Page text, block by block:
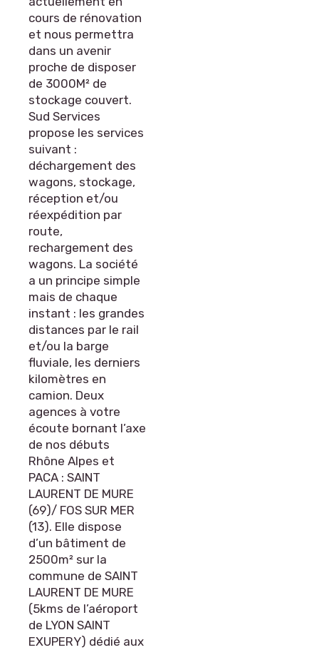
cours de rénovation
et nous permettra
dans un avenir
proche de disposer
de 3000M² de
stockage couvert.
Sud Services
propose les services
suivant :
déchargement des
wagons, stockage,
réception et/ou
réexpédition par
route,
rechargement des
wagons. La société
a un principe simple
mais de chaque
instant : les grandes
distances par le rail
et/ou la barge
fluviale, les derniers
kilomètres en
camion. Deux
agences à votre
écoute bornant l’axe
de nos débuts
Rhône Alpes et
PACA : SAINT
LAURENT DE MURE
(69)/ FOS SUR MER
(13). Elle dispose
d’un bâtiment de
2500m² sur la
commune de SAINT
LAURENT DE MURE
(5kms de l’aéroport
de LYON SAINT
EXUPERY) dédié aux